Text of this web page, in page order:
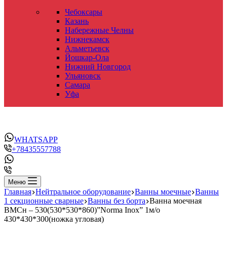
Чебоксары
Казань
Набережные Челны
Нижнекамск
Альметьевск
Йошкар-Ола
Нижний Новгород
Ульяновск
Самара
Уфа
WHATSAPP
+78435557788
Меню
Главная Нейтральное оборудование Ванны моечные Ванны
1 секционные сварные Ванны без борта Ванна моечная
ВМСн – 530(530*530*860)”Norma Inox” 1м/о
430*430*300(ножка угловая)